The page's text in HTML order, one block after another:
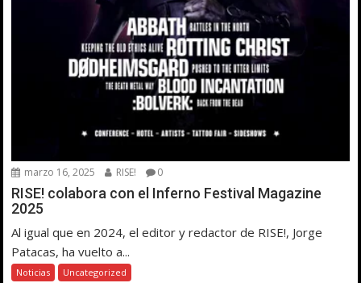
marzo 16, 2025 RISE! 0
RISE! colabora con el Inferno Festival Magazine
2025
Al igual que en 2024, el editor y redactor de RISE!, Jorge
Patacas, ha vuelto a...
Noticias Uncategorized